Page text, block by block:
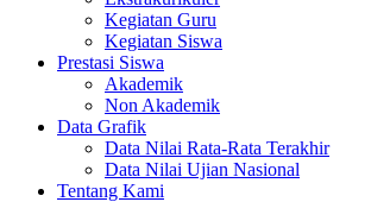
Kegiatan Guru
Kegiatan Siswa
Prestasi Siswa
Akademik
Non Akademik
Data Grafik
Data Nilai Rata-Rata Terakhir
Data Nilai Ujian Nasional
Tentang Kami